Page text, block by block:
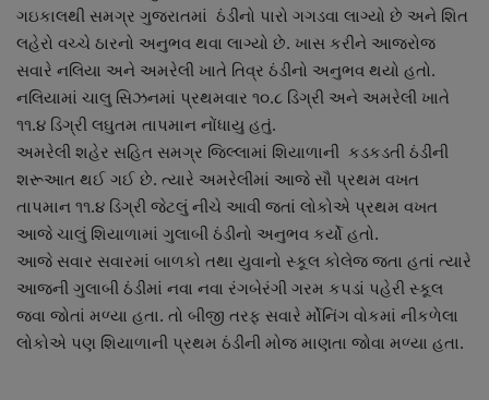
જુનાગઢ
Support US
બજારના સમાચાર
નાણાંકીય સમાચાર
સ્થાનિક સમાચાર
સ્પોર્ટ્સ
ગઇકાલથી સમગ્ર ગુજરાતમાં ઠંડીનો પારો ગગડવા લાગ્યો છે અને શિત
લહેરો વચ્ચે ઠારનો અનુભવ થવા લાગ્યો છે. ખાસ કરીને આજરોજ
સવારે નલિયા અને અમરેલી ખાતે તિવ્ર ઠંડીનો અનુભવ થયો હતો.
નલિયામાં ચાલુ સિઝનમાં પ્રથમવાર ૧૦.૮ ડિગ્રી અને અમરેલી ખાતે
૧૧.૪ ડિગ્રી લઘુતમ તાપમાન નોંધાયુ હતું.
અમરેલી શહેર સહિત સમગ્ર જિલ્લામાં શિયાળાની કડકડતી ઠંડીની
શરૂઆત થઈ ગઈ છે. ત્યારે અમરેલીમાં આજે સૌ પ્રથમ વખત
તાપમાન ૧૧.૪ ડિગ્રી જેટલું નીચે આવી જતાં લોકોએ પ્રથમ વખત
આજે ચાલું શિયાળામાં ગુલાબી ઠંડીનો અનુભવ કર્યો હતો.
આજે સવાર સવારમાં બાળકો તથા યુવાનો સ્કૂલ કોલેજ જતા હતાં ત્યારે
આજની ગુલાબી ઠંડીમાં નવા નવા રંગબેરંગી ગરમ કપડાં પહેરી સ્કૂલ
જવા જોતાં મળ્યા હતા. તો બીજી તરફ સવારે ર્મોનિંગ વોકમાં નીકળેલા
લોકોએ પણ શિયાળાની પ્રથમ ઠંડીની મોજ માણતા જોવા મળ્યા હતા.